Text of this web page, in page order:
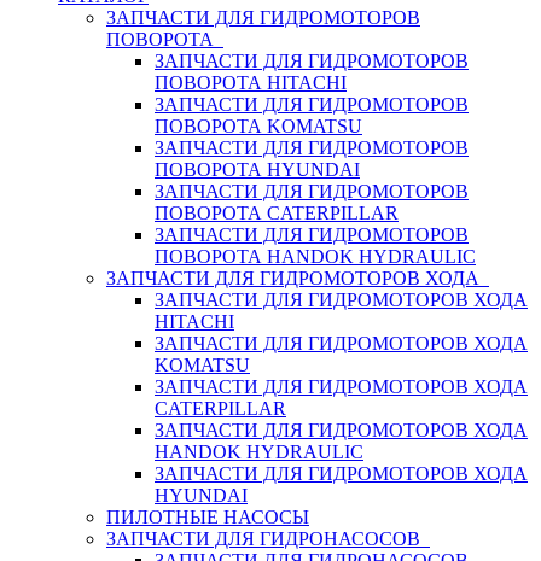
ЗАПЧАСТИ ДЛЯ ГИДРОМОТОРОВ
ПОВОРОТА
ЗАПЧАСТИ ДЛЯ ГИДРОМОТОРОВ
ПОВОРОТА HITACHI
ЗАПЧАСТИ ДЛЯ ГИДРОМОТОРОВ
ПОВОРОТА KOMATSU
ЗАПЧАСТИ ДЛЯ ГИДРОМОТОРОВ
ПОВОРОТА HYUNDAI
ЗАПЧАСТИ ДЛЯ ГИДРОМОТОРОВ
ПОВОРОТА CATERPILLAR
ЗАПЧАСТИ ДЛЯ ГИДРОМОТОРОВ
ПОВОРОТА HANDOK HYDRAULIC
ЗАПЧАСТИ ДЛЯ ГИДРОМОТОРОВ ХОДА
ЗАПЧАСТИ ДЛЯ ГИДРОМОТОРОВ ХОДА
HITACHI
ЗАПЧАСТИ ДЛЯ ГИДРОМОТОРОВ ХОДА
KOMATSU
ЗАПЧАСТИ ДЛЯ ГИДРОМОТОРОВ ХОДА
CATERPILLAR
ЗАПЧАСТИ ДЛЯ ГИДРОМОТОРОВ ХОДА
HANDOK HYDRAULIC
ЗАПЧАСТИ ДЛЯ ГИДРОМОТОРОВ ХОДА
HYUNDAI
ПИЛОТНЫЕ НАСОСЫ
ЗАПЧАСТИ ДЛЯ ГИДРОНАСОСОВ